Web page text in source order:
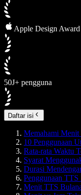
Apple Design
50J+ pengguna
Daftar isi
Memahami Menit
10 Penggunaan
Rata-rata Waktu
Syarat
Durasi
Penggunaan TTS
Menit TTS